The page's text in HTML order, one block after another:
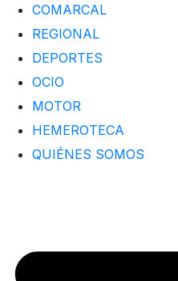
COMARCAL
REGIONAL
DEPORTES
OCIO
MOTOR
HEMEROTECA
QUIÉNES SOMOS